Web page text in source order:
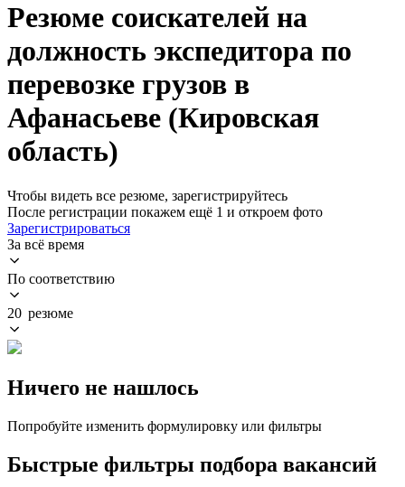
Резюме соискателей на
должность экспедитора по
перевозке грузов в
Афанасьеве (Кировская
область)
Чтобы видеть все резюме, зарегистрируйтесь
После регистрации покажем ещё 1 и откроем фото
Зарегистрироваться
За всё время
По соответствию
20 резюме
Ничего не нашлось
Попробуйте изменить формулировку или фильтры
Быстрые фильтры подбора вакансий